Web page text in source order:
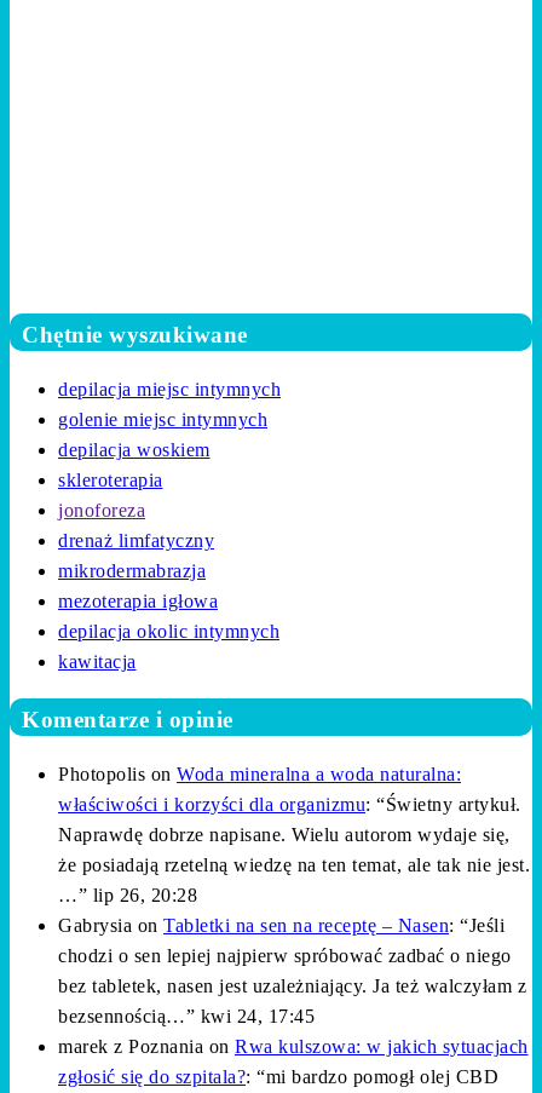
Chętnie wyszukiwane
depilacja miejsc intymnych
golenie miejsc intymnych
depilacja woskiem
skleroterapia
jonoforeza
drenaż limfatyczny
mikrodermabrazja
mezoterapia igłowa
depilacja okolic intymnych
kawitacja
Komentarze i opinie
Photopolis on Woda mineralna a woda naturalna:
właściwości i korzyści dla organizmu: “Świetny artykuł.
Naprawdę dobrze napisane. Wielu autorom wydaje się,
że posiadają rzetelną wiedzę na ten temat, ale tak nie jest.
…” lip 26, 20:28
Gabrysia on Tabletki na sen na receptę – Nasen: “Jeśli
chodzi o sen lepiej najpierw spróbować zadbać o niego
bez tabletek, nasen jest uzależniający. Ja też walczyłam z
bezsennością…” kwi 24, 17:45
marek z Poznania on Rwa kulszowa: w jakich sytuacjach
zgłosić się do szpitala?: “mi bardzo pomogł olej CBD